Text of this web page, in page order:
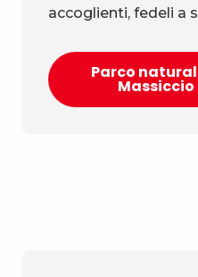
accoglienti, fedeli a
Parco
Massiccio